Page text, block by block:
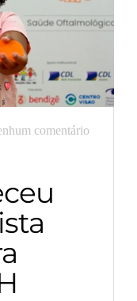
comentário